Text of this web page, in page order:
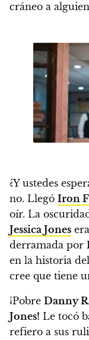
cráneo a
¿Y ustedes
no. Llegó Iron
oír. La
Jessica Jones
derramada por
en la historia
cree que tiene
¡Pobre Danny
Jones! Le tocó
refiero a sus